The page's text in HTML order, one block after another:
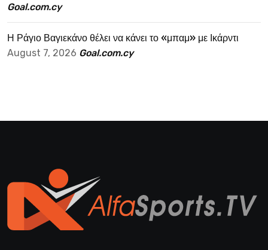
Goal.com.cy
Η Ράγιο Βαγιεκάνο θέλει να κάνει το «μπαμ» με Ικάρντι
August 7, 2026 Goal.com.cy